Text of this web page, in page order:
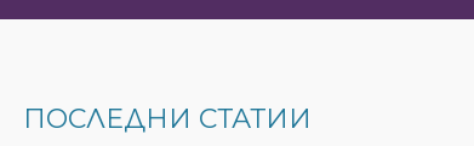
ПОСЛЕДНИ СТАТИИ